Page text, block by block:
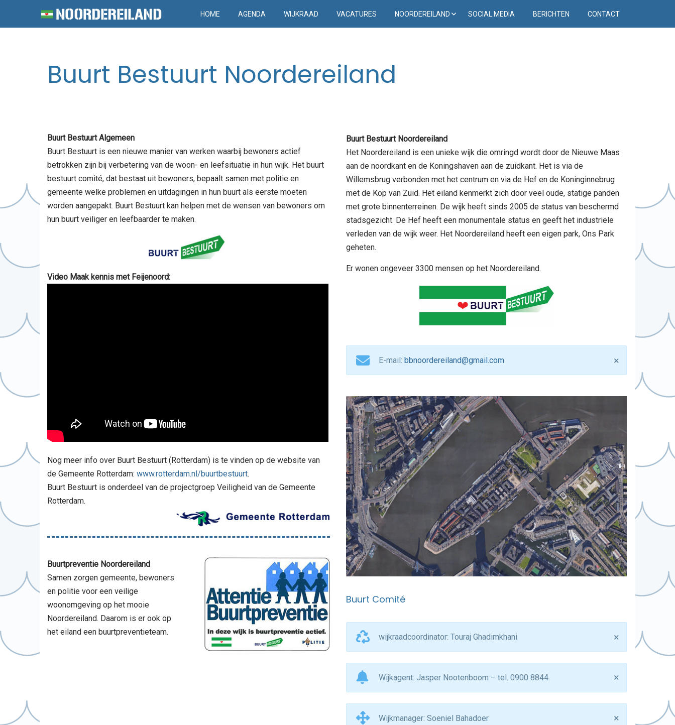
HOME AGENDA WIJKRAAD VACATURES NOORDEREILAND SOCIAL MEDIA BERICHTEN CONTACT
Buurt Bestuurt Noordereiland
Buurt Bestuurt Algemeen
Buurt Bestuurt is een nieuwe manier van werken waarbij bewoners actief
betrokken zijn bij verbetering van de woon- en leefsituatie in hun wijk. Het buurt
bestuurt comité, dat bestaat uit bewoners, bepaalt samen met politie en
gemeente welke problemen en uitdagingen in hun buurt als eerste moeten
worden aangepakt. Buurt Bestuurt kan helpen met de wensen van bewoners om
hun buurt veiliger en leefbaarder te maken.
Video Maak kennis met Feijenoord:
Nog meer info over Buurt Bestuurt (Rotterdam) is te vinden op de website van
de Gemeente Rotterdam: www.rotterdam.nl/buurtbestuurt.
Buurt Bestuurt is onderdeel van de projectgroep Veiligheid van de Gemeente
Rotterdam.
Buurtpreventie Noordereiland
Samen zorgen gemeente, bewoners
en politie voor een veilige
woonomgeving op het mooie
Noordereiland. Daarom is er ook op
het eiland een buurtpreventieteam.
Buurt Bestuurt Noordereiland
Het Noordereiland is een unieke wijk die omringd wordt door de Nieuwe Maas
aan de noordkant en de Koningshaven aan de zuidkant. Het is via de
Willemsbrug verbonden met het centrum en via de Hef en de Koninginnebrug
met de Kop van Zuid. Het eiland kenmerkt zich door veel oude, statige panden
met grote binnenterreinen. De wijk heeft sinds 2005 de status van beschermd
stadsgezicht. De Hef heeft een monumentale status en geeft het industriële
verleden van de wijk weer. Het Noordereiland heeft een eigen park, Ons Park
geheten.
Er wonen ongeveer 3300 mensen op het Noordereiland.
×
E-mail: bbnoordereiland@gmail.com
Buurt Comité
×
wijkraadcoördinator: Touraj Ghadimkhani
×
Wijkagent: Jasper Nootenboom – tel. 0900 8844.
×
Wijkmanager: Soeniel Bahadoer